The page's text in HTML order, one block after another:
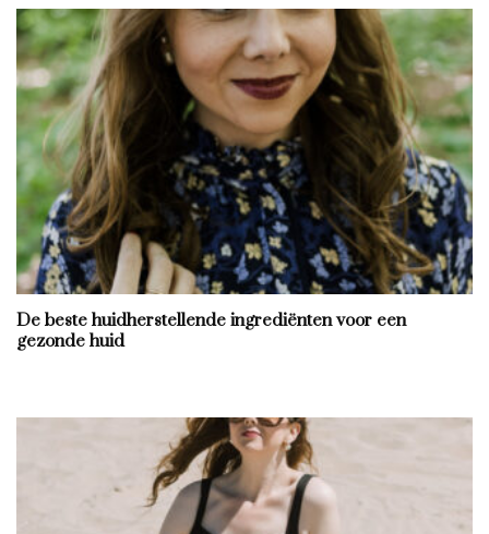
De beste huidherstellende ingrediënten voor een
gezonde huid